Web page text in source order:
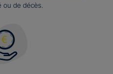
ou de décès.